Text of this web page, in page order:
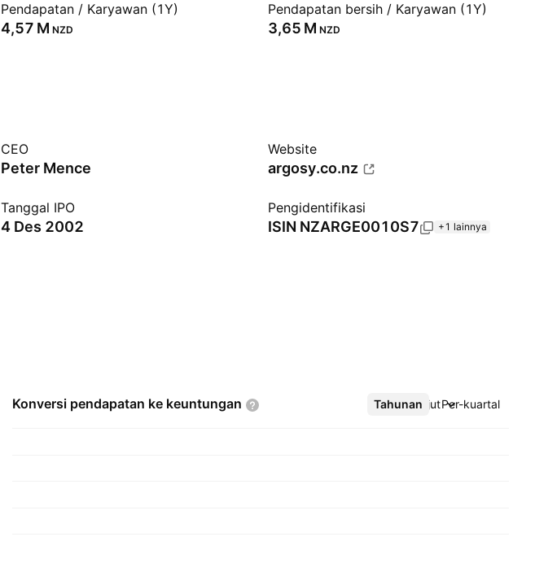
Pendapatan / Karyawan (1Y)
‪4,57 M‬ NZD
Pendapatan bersih / Karyawan (1Y)
‪3,65 M‬ NZD
CEO
Peter Mence
Website
argosy.co.nz
Tanggal IPO
4 Des 2002
Pengidentifikasi
ISIN NZARGE0010S7 +1 lainnya
Konversi pendapatan ke keuntungan Tahunan Per-kuartal
Lebih lanjut